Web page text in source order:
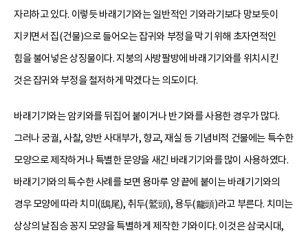
자리하고 있다. 이렇듯 바래기기와는 일반적인 기와라기보다 망보듯이
지키면서 집(건물)으로 들어오는 잡귀와 부정을 막기 위해 초자연적인
힘을 불어넣은 상징물이다. 지붕의 사방팔방에 바래기기와를 위치시킨
것은 잡귀와 부정을 철저하게 막겠다는 의도이다.
바래기기와는 암키와를 뒤집어 붙이거나 반기와를 사용한 경우가 많다.
그러나 궁궐, 사찰, 양반 사대부가, 향교, 재실 등 기념비적 건물에는 특수한
모양으로 제작하거나 특별한 문양을 새긴 바래기기와를 많이 사용하였다.
바래기기와의 특수한 사례를 보면 용마루 양 끝에 붙이는 바래기기와의
경우 모양에 따라 치미(鴟尾), 취두(鷲頭), 용두(龍頭)라고 부른다. 치미는
상상의 날짐승 꽁지 모양을 특별하게 제작한 기와이다. 이것은 삼국시대,